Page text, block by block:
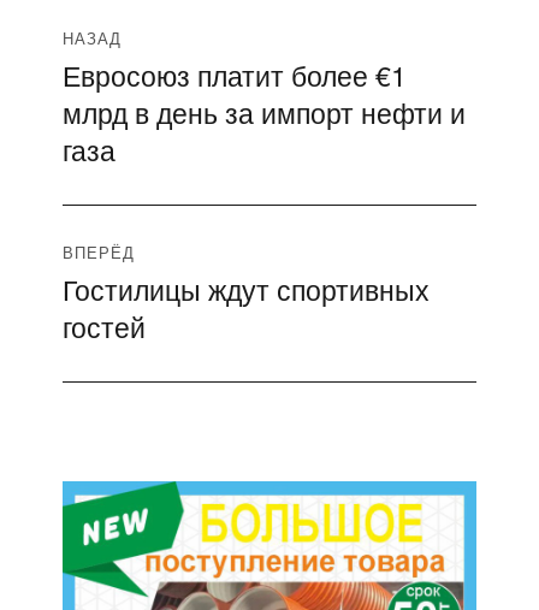
Навигация
по
записям
НАЗАД
Предыдущая
запись:
Евросоюз платит более €1
млрд в день за импорт нефти и
газа
ВПЕРЁД
Следующая
запись:
Гостилицы ждут спортивных
гостей